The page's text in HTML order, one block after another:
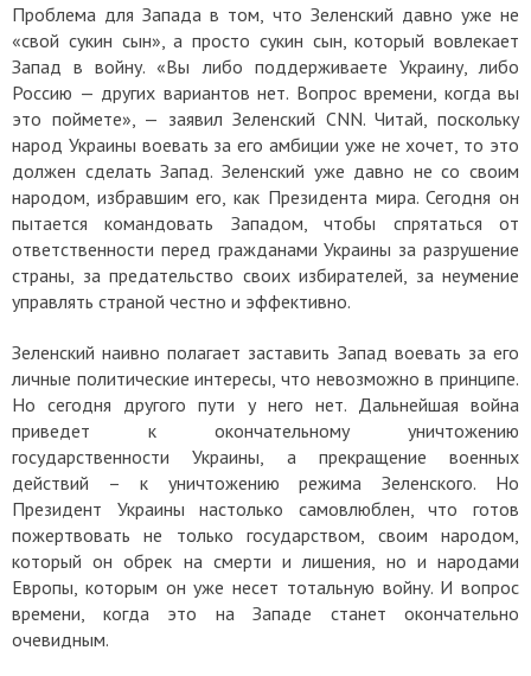
Проблема для Запада в том, что Зеленский давно уже не
«свой сукин сын», а просто сукин сын, который вовлекает
Запад в войну. «Вы либо поддерживаете Украину, либо
Россию — других вариантов нет. Вопрос времени, когда вы
это поймете», — заявил Зеленский CNN. Читай, поскольку
народ Украины воевать за его амбиции уже не хочет, то это
должен сделать Запад. Зеленский уже давно не со своим
народом, избравшим его, как Президента мира. Сегодня он
пытается командовать Западом, чтобы спрятаться от
ответственности перед гражданами Украины за разрушение
страны, за предательство своих избирателей, за неумение
управлять страной честно и эффективно.
Зеленский наивно полагает заставить Запад воевать за его
личные политические интересы, что невозможно в принципе.
Но сегодня другого пути у него нет. Дальнейшая война
приведет к окончательному уничтожению
государственности Украины, а прекращение военных
действий – к уничтожению режима Зеленского. Но
Президент Украины настолько самовлюблен, что готов
пожертвовать не только государством, своим народом,
который он обрек на смерти и лишения, но и народами
Европы, которым он уже несет тотальную войну. И вопрос
времени, когда это на Западе станет окончательно
очевидным.